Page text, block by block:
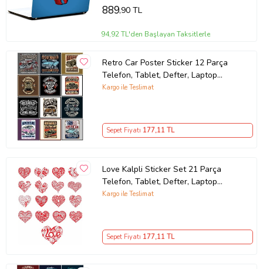
889,90 TL
94,92 TL'den Başlayan Taksitlerle
Retro Car Poster Sticker 12 Parça
Telefon, Tablet, Defter, Laptop
Sticker
Kargo ile Teslimat
Sepet Fiyatı 177,11 TL
Love Kalpli Sticker Set 21 Parça
Telefon, Tablet, Defter, Laptop
Sticker
Kargo ile Teslimat
Sepet Fiyatı 177,11 TL